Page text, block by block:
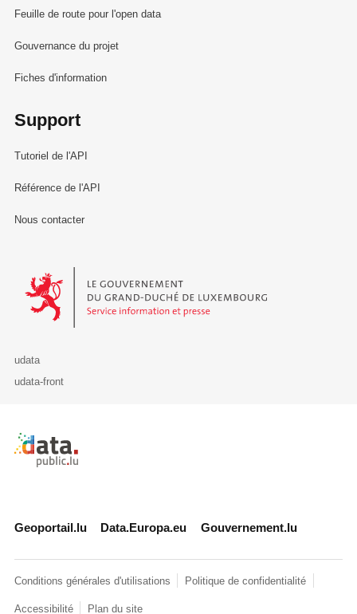
Feuille de route pour l'open data
Gouvernance du projet
Fiches d'information
Support
Tutoriel de l'API
Référence de l'API
Nous contacter
Le Gouvernement du Grand-Duché de Luxembourg - Service
udata
udata-front
Retour à l'accueil de data.public.lu
Geoportail.lu Data.Europa.eu Gouvernement.lu
Conditions générales d'utilisations Politique de confidentialité
Accessibilité Plan du site